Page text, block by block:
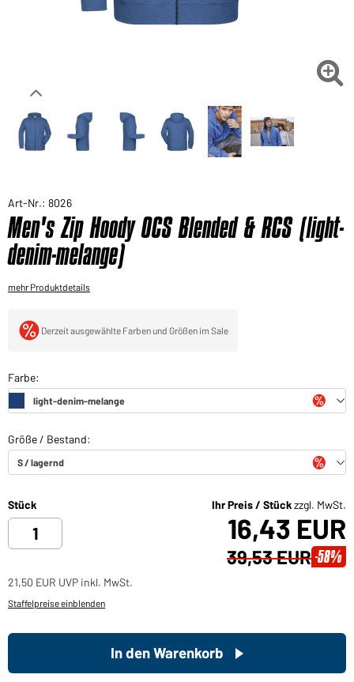
Sie möchten gerne für Ihren privaten Bedarf

Art-Nr.: 8026
Men's Zip Hoody OCS Blended & RCS (light-
denim-melange)
mehr Produktdetails
Derzeit ausgewählte Farben und Größen im Sale
Stück Ihr Preis / Stückzzgl. MwSt.
16,43 EUR
39,53 EUR -58%
21,50 EUR UVP inkl. MwSt.
Staffelpreise einblenden
In den Warenkorb